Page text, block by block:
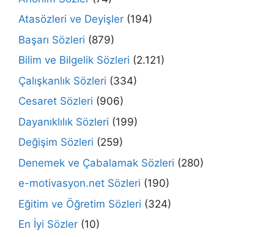
Atasözleri ve Deyişler (194)
Başarı Sözleri (879)
Bilim ve Bilgelik Sözleri (2.121)
Çalışkanlık Sözleri (334)
Cesaret Sözleri (906)
Dayanıklılık Sözleri (199)
Değişim Sözleri (259)
Denemek ve Çabalamak Sözleri (280)
e-motivasyon.net Sözleri (190)
Eğitim ve Öğretim Sözleri (324)
En İyi Sözler (10)